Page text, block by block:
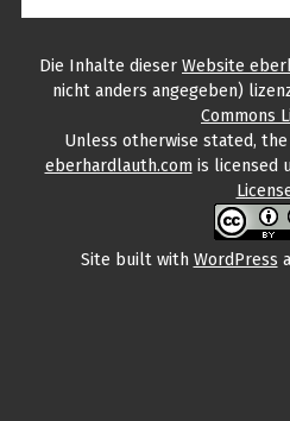
Die Inhalte dieser Website
nicht anders angegeben)
Commons
Unless otherwise stated,
eberhardlauth.com is licensed
Site built with WordPress